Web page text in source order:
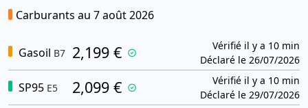
Carburants au 7 août 2026
Gasoil B7 2,199 €
Vérifié il y a 10 min
Déclaré le 26/07/2026
SP95 E5 2,099 €
Vérifié il y a 10 min
Déclaré le 29/07/2026